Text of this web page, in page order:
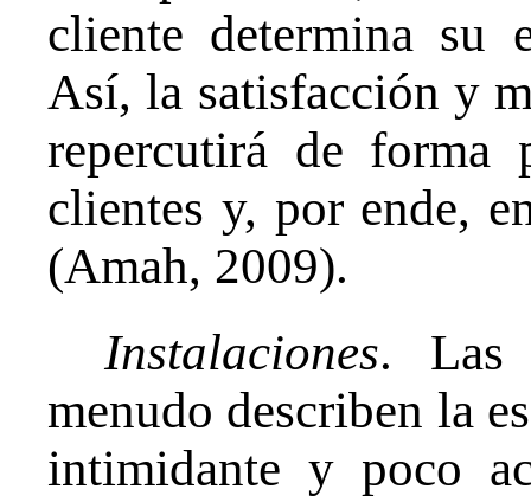
cliente determina su
Así, la satisfacción y
repercutirá de forma
clientes y, por ende,
(Amah, 2009).
Instalaciones. Las
menudo describen la
intimidante y poco